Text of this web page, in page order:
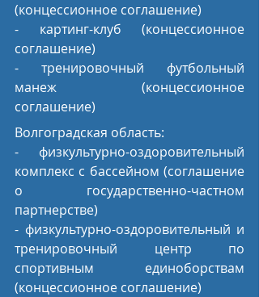
(концессионное соглашение)
- картинг-клуб (концессионное
соглашение)
- тренировочный футбольный
манеж (концессионное
соглашение)
Волгоградская область:
- физкультурно-оздоровительный
комплекс с бассейном (соглашение
о государственно-частном
партнерстве)
- физкультурно-оздоровительный и
тренировочный центр по
спортивным единоборствам
(концессионное соглашение)